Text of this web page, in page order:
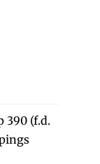
390 (f.d.